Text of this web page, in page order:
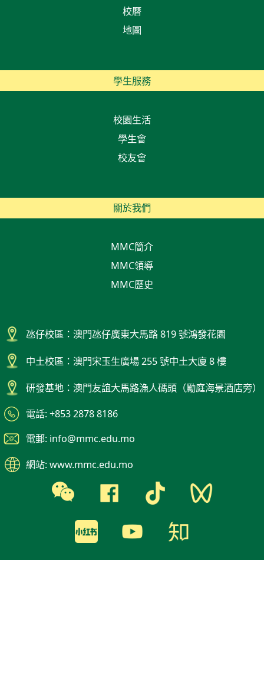
校曆
地圖
學生服務
校園生活
學生會
校友會
關於我們
MMC簡介
MMC領導
MMC歷史
氹仔校區：澳門氹仔廣東大馬路 819 號鴻發花園
中土校區：澳門宋玉生廣場 255 號中土大廈 8 樓
研發基地：澳門友誼大馬路漁人碼頭（勵庭海景酒店旁）
電話: +853 2878 8186
電郵: info@mmc.edu.mo
網站: www.mmc.edu.mo